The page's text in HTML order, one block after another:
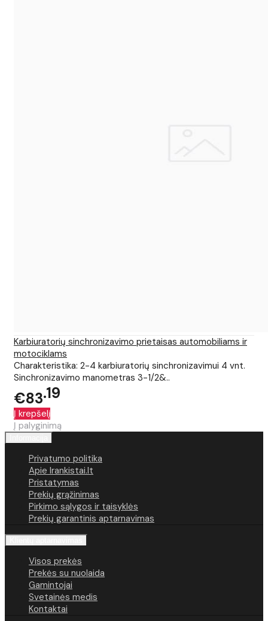
Karbiuratorių sinchronizavimo prietaisas automobiliams ir
motociklams
Charakteristika: 2-4 karbiuratorių sinchronizavimui 4 vnt.
Sinchronizavimo manometras 3-1/2&..
€83 19
Į krepšelį
Į palyginimą
Privatumo politika
Apie Irankistai.lt
Pristatymas
Prekių grąžinimas
Pirkimo sąlygos ir taisyklės
Prekių garantinis aptarnavimas
Visos prekės
Prekės su nuolaida
Gamintojai
Svetainės medis
Kontaktai